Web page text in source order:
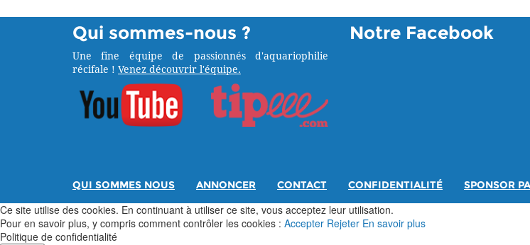
Qui sommes-nous ?
Une fine équipe de passionnés d'aquariophilie
récifale ! Venez découvrir l'équipe.
Notre Facebook
QUI SOMMES NOUS ANNONCER CONTACT CONFIDENTIALITÉ SPONSOR
Ce site utilise des cookies. En continuant à utiliser ce site, vous acceptez leur utilisation.
Pour en savoir plus, y compris comment contrôler les cookies : Accepter Rejeter En savoir plus
Politique de confidentialité